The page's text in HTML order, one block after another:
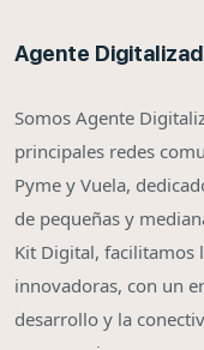
Agente
Somos Agente
principales redes
Pyme y Vuela,
de pequeñas y
Kit Digital, facilitamos
innovadoras, con un
desarrollo y la